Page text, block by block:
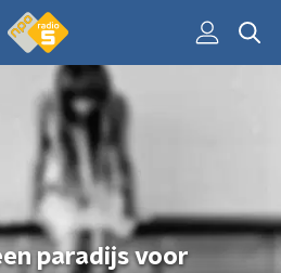
paradijs voor